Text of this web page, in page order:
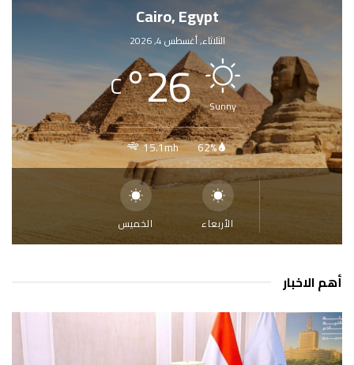
Cairo, Egypt
الثلاثاء, أغسطس 4, 2026
Sunny
26
°
C
62%
15.1mh
الأربعاء الخميس
أهم الاخبار